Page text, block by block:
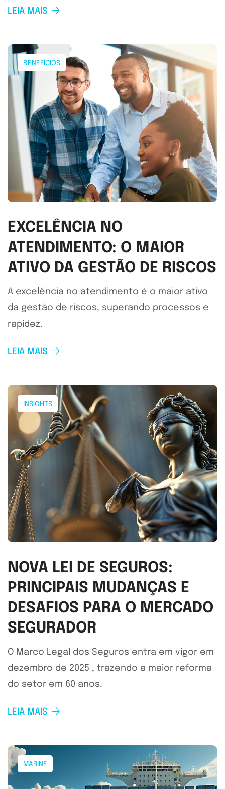
LEIA MAIS
BENEFÍCIOS
EXCELÊNCIA NO
ATENDIMENTO: O MAIOR
ATIVO DA GESTÃO DE RISCOS
A excelência no atendimento é o maior ativo
da gestão de riscos, superando processos e
rapidez.
LEIA MAIS
INSIGHTS
NOVA LEI DE SEGUROS:
PRINCIPAIS MUDANÇAS E
DESAFIOS PARA O MERCADO
SEGURADOR
O Marco Legal dos Seguros entra em vigor em
dezembro de 2025 , trazendo a maior reforma
do setor em 60 anos.
LEIA MAIS
MARINE